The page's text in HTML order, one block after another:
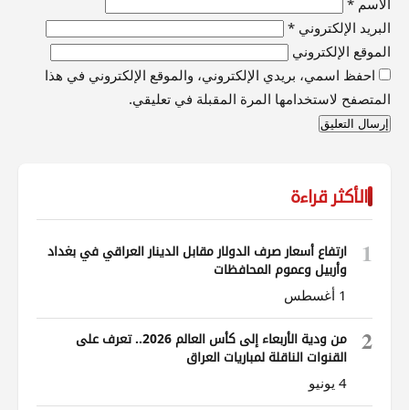
البريد الإلكتروني *
الموقع الإلكتروني
احفظ اسمي، بريدي الإلكتروني، والموقع الإلكتروني في هذا
المتصفح لاستخدامها المرة المقبلة في تعليقي.
الأكثر قراءة
1
ارتفاع أسعار صرف الدولار مقابل الدينار العراقي في بغداد
وأربيل وعموم المحافظات
1 أغسطس
2
من ودية الأربعاء إلى كأس العالم 2026.. تعرف على
القنوات الناقلة لمباريات العراق
4 يونيو